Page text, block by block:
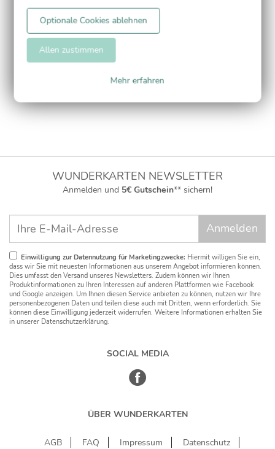
Adressaufkleber
WUNDERKARTEN NEWSLETTER
Anmelden und 5€ Gutschein** sichern!
Einwilligung zur Datennutzung für Marketingzwecke: Hiermit willigen Sie ein,
dass wir Sie mit neuesten Informationen aus unserem Angebot informieren können.
Dies umfasst den Versand unseres Newsletters. Zudem können wir Ihnen
Produktinformationen zu Ihren Interessen auf anderen Plattformen wie Facebook
und Google anzeigen. Um Ihnen diesen Service anbieten zu können, nutzen wir Ihre
personenbezogenen Daten und teilen diese auch mit Dritten, wenn erforderlich. Sie
können diese Einwilligung jederzeit widerrufen. Weitere Informationen erhalten Sie
in unserer Datenschutzerklärung.
SOCIAL MEDIA
ÜBER WUNDERKARTEN
AGB FAQ Impressum Datenschutz
Mehr erfahren
Optionale Cookies ablehnen
Allen zustimmen